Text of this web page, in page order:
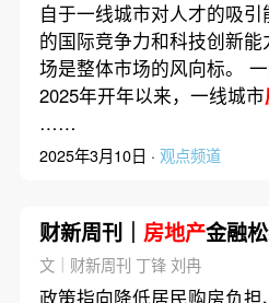
自于一线城市对人才的吸
的国际竞争力和科技创新能
场是整体市场的风向标。 一
2025年开年以来，一线城市
……
2025年3月10日 · 观点频道
财新周刊｜ 房地产金融
文｜财新周刊 丁锋 刘冉
政策指向降低居民购房负担